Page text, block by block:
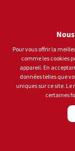
PRIX
$5,999.99
Pour vous offrir la
comme les cookies
appareil. En
données telles que
uniques sur ce site.
certaines